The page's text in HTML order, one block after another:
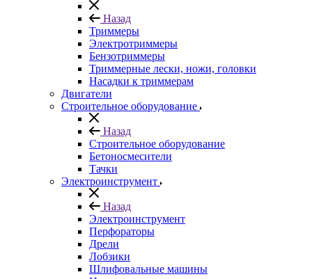
Назад
Триммеры
Электротриммеры
Бензотриммеры
Триммерные лески, ножи, головки
Насадки к триммерам
Двигатели
Строительное оборудование
Назад
Строительное оборудование
Бетоносмесители
Тачки
Электроинструмент
Назад
Электроинструмент
Перфораторы
Дрели
Лобзики
Шлифовальные машины